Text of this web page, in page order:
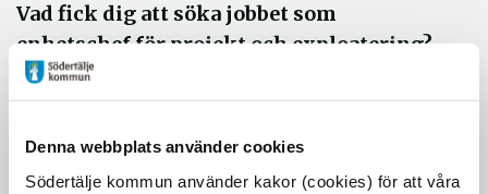
Denna webbplats använder cookies
Södertälje kommun använder kakor (cookies) för att våra
Vad fick dig att söka jobbet som
enhetschef för projekt och exploatering?
Eftersom jag rent privat håller på att flytta
med nya utmaningar tittade jag på vad
andra kommuner kunde erbjuda och fann